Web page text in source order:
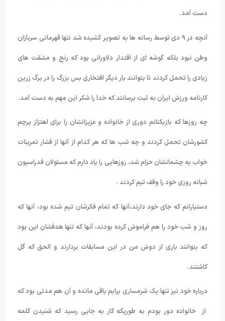
دست آمد.
آنچه در ۹ دی توسط رسانه ها به تصویر کشیده شد تنها قهرمانی سربازان
وطن نبود بلکه گوشه ای از اقتدار دلاورانی بود که رنج و مشقت های
زیادی را تحمل کردند تا بتوانند بار دیگر افتخاری بس بزرگ را در برگ زرین
کارنامه ورزش ایران به ثبت برسانند که خدا را شکر این مهم به دست آمد.
چه روزها که بازیکنانم دوری از خانواده و عزیزانشان را برای اهتزاز پرچم
کشورشان تحمل کردند و چه شب ها که هر کدام از آنها از فشار تمرینات
خواب به چشمانشان حرام شد، روزهایی را یاد دارم که مسئولان فدراسیون
شبانه روزی خود را وقف تیم کردند .
دستیارانم که جای خود دارند،آنها که تمام فکرشان تیم شده بود، آنها که
روز و شب خود را هم فراموش کرده بودند، آنها که تنها هدفشان این بود
که بتوانند باری از دوش من در این مسابقات بردارند و الحق که گل
کاشتند.
درباره خود نیز تنها یک شرمساری برایم باقی مانده و آن هم مدتی بود که
از خانواده دور بودم به طوریکه کار به جایی رسید که شنیدن کلمه